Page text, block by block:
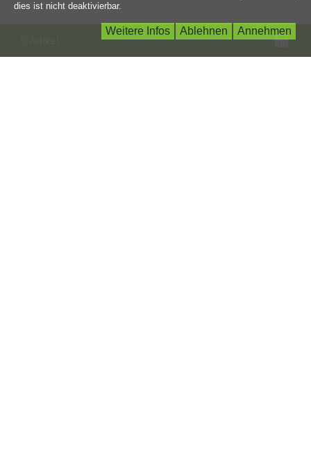
dies ist nicht deaktivierbar.
Annehmen
Ablehnen
Weitere Infos